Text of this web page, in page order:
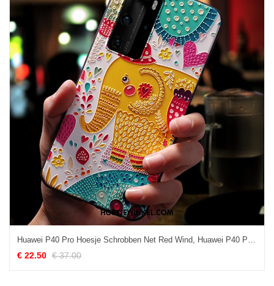
Huawei P40 Pro Hoesje Schrobben Net Red Wind, Huawei P40 Pro Hoesje Persoonlijk Nieuw
€ 22.50 € 37.00